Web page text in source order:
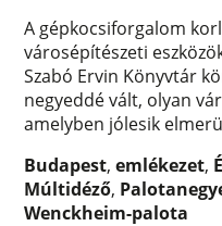
A gépkocsiforgalom
városépítészeti
Szabó Ervin Könyvtár
negyeddé vált, olyan
amelyben jólesik
Budapest,emlékezet,
Múltidéző,
Wenckheim-palota